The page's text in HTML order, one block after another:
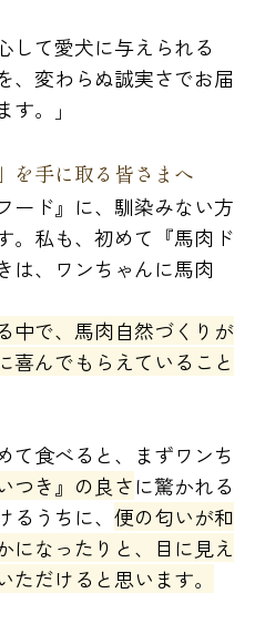
して愛犬に与えられる
、変わらぬ誠実さでお届
。」
を手に取る皆さまへ
ード』に、馴染みない方
。私も、初めて『馬肉ド
は、ワンちゃんに馬肉
中で、馬肉自然づくりが
喜んでもらえていること
て食べると、まずワンち
つき』の良さに驚かれる
うちに、 便の匂いが和
になったりと、目に見え
だけると思います。